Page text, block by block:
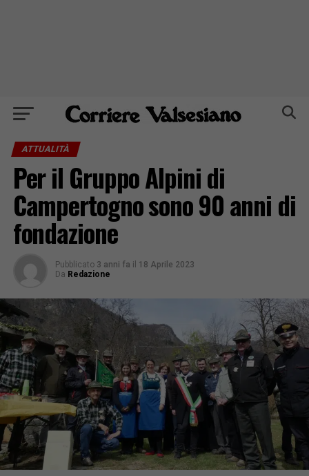
ATTUALITÀ
Per il Gruppo Alpini di
Campertogno sono 90 anni di
fondazione
Pubblicato 3 anni fa il 18 Aprile 2023
Da Redazione